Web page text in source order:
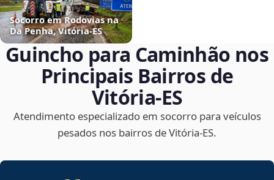
Socorro em Rodovias na
Da Penha, Vitória‑ES
Guincho para Caminhão nos
Principais Bairros de
Vitória‑ES
Atendimento especializado em socorro para veículos
pesados nos bairros de Vitória‑ES.